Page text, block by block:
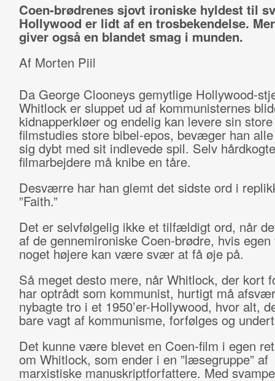
Coen-brødrenes sjovt ironiske hyldest til
Hollywood er lidt af en trosbekendelse.
giver også en blandet smag i munden.
Af Morten Piil
Da George Clooneys gemytlige Hollywood-
Whitlock er sluppet ud af kommunisternes
kidnapperkløer og endelig kan levere sin
filmstudies store bibel-epos, bevæger han
sig dybt med sit indlevede spil. Selv hårdkogte
filmarbejdere må knibe en tåre.
Desværre har han glemt det sidste ord i
”Faith.”
Det er selvfølgelig ikke et tilfældigt ord, når
af de gennemironiske Coen-brødre, hvis egen
noget højere kan være svær at få øje på.
Så meget desto mere, når Whitlock, der kort
har optrådt som kommunist, hurtigt må
nybagte tro i et 1950’er-Hollywood, hvor alt,
bare vagt af kommunisme, forfølges og
Det kunne være blevet en Coen-film i egen
om Whitlock, som ender i en ”læsegruppe” af
marxistiske manuskriptforfattere. Med